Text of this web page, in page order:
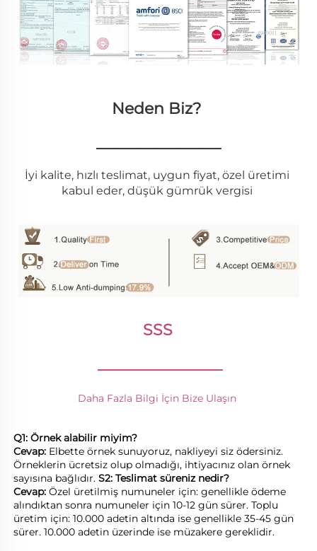
Neden Biz?
________________
İyi kalite, hızlı teslimat, uygun fiyat, özel üretimi
kabul eder, düşük gümrük vergisi
SSS
________________
Daha Fazla Bilgi İçin Bize Ulaşın
Q1: Örnek alabilir miyim?
Cevap: Elbette örnek sunuyoruz, nakliyeyi siz ödersiniz.
Örneklerin ücretsiz olup olmadığı, ihtiyacınız olan örnek
sayısına bağlıdır. S2: Teslimat süreniz nedir?
Cevap: Özel üretilmiş numuneler için: genellikle ödeme
alındıktan sonra numuneler için 10-12 gün sürer. Toplu
üretim için: 10.000 adetin altında ise genellikle 35-45 gün
sürer. 10.000 adetin üzerinde ise müzakere gereklidir.